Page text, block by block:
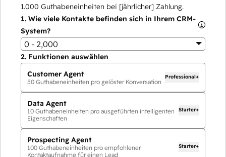
1.000 Guthabeneinheiten bei [jährlicher] Zahlung.
1. Wie viele Kontakte befinden sich in Ihrem CRM-
System?
0 - 2,000
2. Funktionen auswählen
Customer Agent
50 Guthabeneinheiten pro gelöster Konversation
Professional+
Data Agent
10 Guthabeneinheiten pro ausgeführten intelligenten
Eigenschaften
Starter+
Prospecting Agent
100 Guthabeneinheiten pro empfohlener
Kontaktaufnahme für einen Lead
Starter+